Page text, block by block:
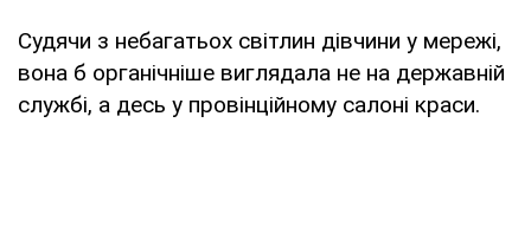
Судячи з небагатьох світлин дівчини у мережі,
вона б органічніше виглядала не на державній
службі, а десь у провінційному салоні краси.